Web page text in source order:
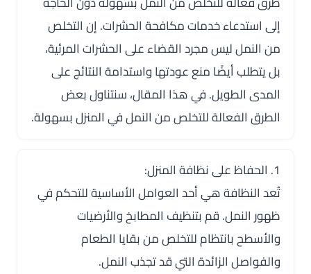
إلى استدعاء خدمات مكافحة الحشرات. إن التخلص
من النمل ليس مجرد القضاء على الحشرات المرئية،
بل يتطلب أيضًا منع عودتها واستدامة النتائج على
المدى الطويل. في هذا المقال، سنتناول بعض
الطرق الفعالة للتخلص من النمل في المنزل بسهولة.
1. الحفاظ على نظافة المنزل:
تُعد النظافة هي أحد العوامل الأساسية للتحكم في
ظهور النمل. قم بتنظيف المطابخ والأرضيات
والأسطح بانتظام للتخلص من بقايا الطعام
والفواصل الزائدة التي قد تجذب النمل.